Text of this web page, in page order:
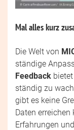
Mal alles kurz
Die Welt von
ständige
Feedback
ständig zu
gibt es keine
Daten
Erfahrungen